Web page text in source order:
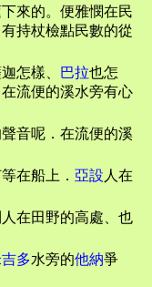
來的。便雅憫在民
持杖檢點民數的從
怎樣、 巴拉也怎
流便的溪水旁有心
音呢．在流便的溪
在船上． 亞設 人在
在田野的高處、也
多水旁的他納爭